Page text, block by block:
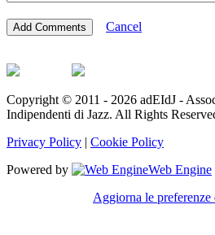
Cancel
Copyright © 2011 - 2026 adEIdJ -
Indipendenti di Jazz. All Rights
Privacy Policy | Cookie Policy
Powered by
Web Engine
Aggiorna le preferenze